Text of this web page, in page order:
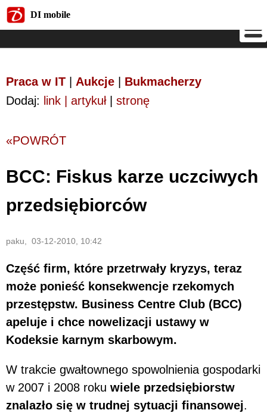
DI mobile
Praca w IT Aukcje
Bukmacherzy
Dodaj: link | artykuł| stronę
«POWRÓT
BCC: Fiskus karze uczciwych
przedsiębiorców
paku, 03-12-2010, 10:42
Część firm, które przetrwały kryzys, teraz
może ponieść konsekwencje rzekomych
przestępstw. Business Centre Club (BCC)
apeluje i chce nowelizacji ustawy w
Kodeksie karnym skarbowym.
W trakcie gwałtownego spowolnienia gospodarki
w 2007 i 2008 roku wiele przedsiębiorstw
znalazło się w trudnej sytuacji finansowej.
DI mobile